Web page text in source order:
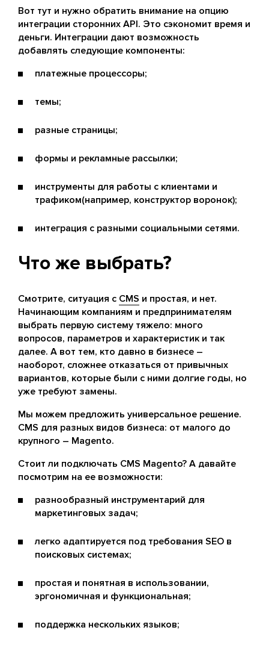
Вот тут и нужно обратить внимание на опцию
интеграции сторонних API. Это сэкономит время и
деньги. Интеграции дают возможность
добавлять следующие компоненты:
платежные процессоры;
темы;
разные страницы;
формы и рекламные рассылки;
инструменты для работы с клиентами и
трафиком(например, конструктор воронок);
интеграция с разными социальными сетями.
Что же выбрать?
Смотрите, ситуация с CMS и простая, и нет.
Начинающим компаниям и предпринимателям
выбрать первую систему тяжело: много
вопросов, параметров и характеристик и так
далее. А вот тем, кто давно в бизнесе –
наоборот, сложнее отказаться от привычных
вариантов, которые были с ними долгие годы, но
уже требуют замены.
Мы можем предложить универсальное решение.
CMS для разных видов бизнеса: от малого до
крупного – Magento.
Стоит ли подключать CMS Magento? А давайте
посмотрим на ее возможности:
разнообразный инструментарий для
маркетинговых задач;
легко адаптируется под требования SEO в
поисковых системах;
простая и понятная в использовании,
эргономичная и функциональная;
поддержка нескольких языков;